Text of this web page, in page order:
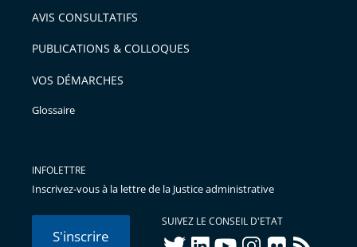
AVIS CONSULTATIFS
PUBLICATIONS & COLLOQUES
VOS DÉMARCHES
Glossaire
INFOLETTRE
Inscrivez-vous à la lettre de la Justice administrative
S'inscrire
SUIVEZ LE CONSEIL D'ETAT
twitterlinkedInyoutubeinstagram
flickr rss